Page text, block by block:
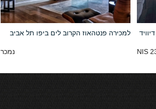
למכירה פנטהאוז הקרוב לים ביפו תל אביב
נמכר